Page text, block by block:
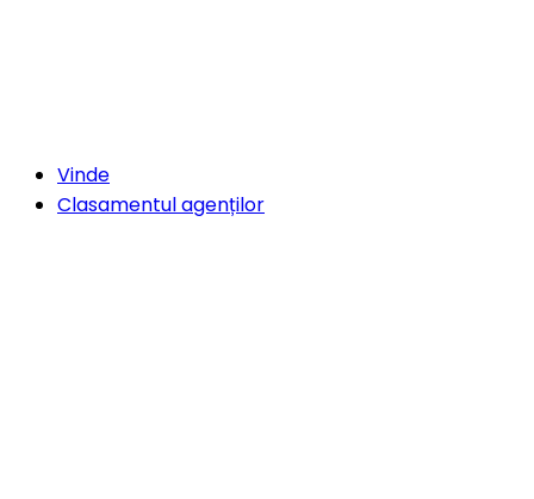
Vinde
Clasamentul agenților